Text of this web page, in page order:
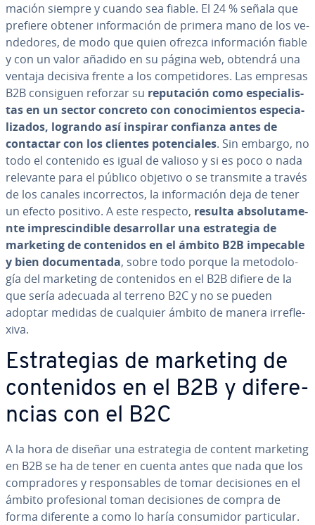
ma­ción siempre y cuando sea fiable. El 24 % señala que
prefiere obtener in­fo­r­ma­ción de primera mano de los ve­
n­de­do­res, de modo que quien ofrezca in­fo­r­ma­ción fiable
y con un valor añadido en su página web, obtendrá una
ventaja decisiva frente a los co­m­pe­ti­do­res. Las empresas
B2B consiguen reforzar su repu­tación como es­pe­cia­li­s­
tas en un sector concreto con co­no­ci­mie­n­tos es­pe­cia­
li­za­dos, logrando así inspirar confianza antes de
contactar con los clientes po­te­n­cia­les. Sin embargo, no
todo el contenido es igual de valioso y si es poco o nada
relevante para el público objetivo o se transmite a través
de los canales in­co­rre­c­tos, la in­fo­r­ma­ción deja de tener
un efecto positivo. A este respecto, resulta ab­so­lu­ta­me­
n­te im­pre­s­ci­n­di­blede­sa­rro­llar una es­tra­te­gia de
marketing de co­n­te­ni­dos en el ámbito B2B impecable
y bien do­cu­me­n­ta­da, sobre todo porque la me­to­do­lo­
gía del marketing de co­n­te­ni­dos en el B2B difiere de la
que sería adecuada al terreno B2C y no se pueden
adoptar medidas de cualquier ámbito de manera irre­fle­
xi­va.
Es­tra­te­gias de marketing de
co­n­te­ni­dos en el B2B y di­fe­re­
n­cias con el B2C
A la hora de diseñar una es­tra­te­gia de content marketing
en B2B se ha de tener en cuenta antes que nada que los
co­m­pra­do­res y re­s­po­n­sa­bles de tomar de­ci­sio­nes en el
ámbito pro­fe­sio­nal toman de­ci­sio­nes de compra de
forma diferente a como lo haría co­n­su­mi­dor pa­r­ti­cu­lar.